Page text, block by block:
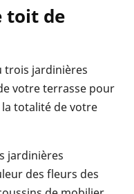
toit de
trois jardinières
votre terrasse pour
totalité de votre
jardinières
des fleurs des